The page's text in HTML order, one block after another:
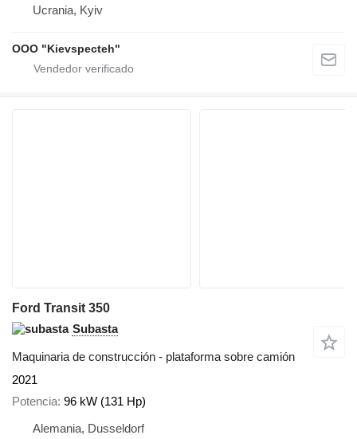
Ucrania, Kyiv
OOO "Kievspecteh"
Ford Transit 350
Subasta
Maquinaria de construcción - plataforma sobre camión
2021
Potencia 96 kW (131 Hp)
Alemania, Dusseldorf